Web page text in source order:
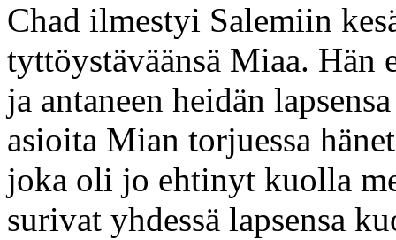
Chad ilmestyi Salemiin
tyttöystäväänsä Miaa.
ja antaneen heidän
asioita Mian torjuessa
joka oli jo ehtinyt kuolla
surivat yhdessä lapsensa